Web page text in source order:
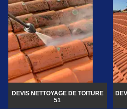
DEVIS NETTOYAGE DE TOITURE
51